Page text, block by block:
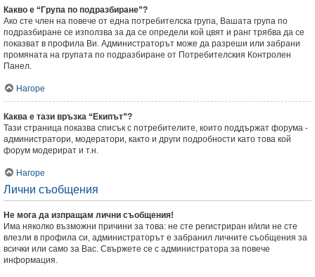
Какво е “Група по подразбиране”?
Ако сте член на повече от една потребителска група, Вашата група по
подразбиране се използва за да се определи кой цвят и ранг трябва да се
показват в профила Ви. Администраторът може да разреши или забрани
промяната на групата по подразбиране от Потребителския Контролен
Панел.
Нагоре
Каква е тази връзка “Екипът”?
Тази страница показва списък с потребителите, които поддържат форума -
администратори, модератори, както и други подробности като това кой
форум модерират и т.н.
Нагоре
Лични съобщения
Не мога да изпращам лични съобщения!
Има няколко възможни причини за това: не сте регистриран и/или не сте
влезли в профила си, администраторът е забранил личните съобщения за
всички или само за Вас. Свържете се с администратора за повече
информация.